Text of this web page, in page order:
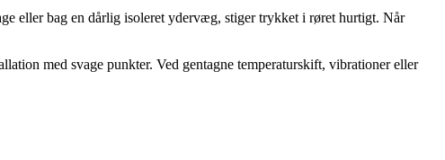
eller bag en dårlig isoleret ydervæg, stiger trykket i røret hurtigt. Når
med svage punkter. Ved gentagne temperaturskift, vibrationer eller